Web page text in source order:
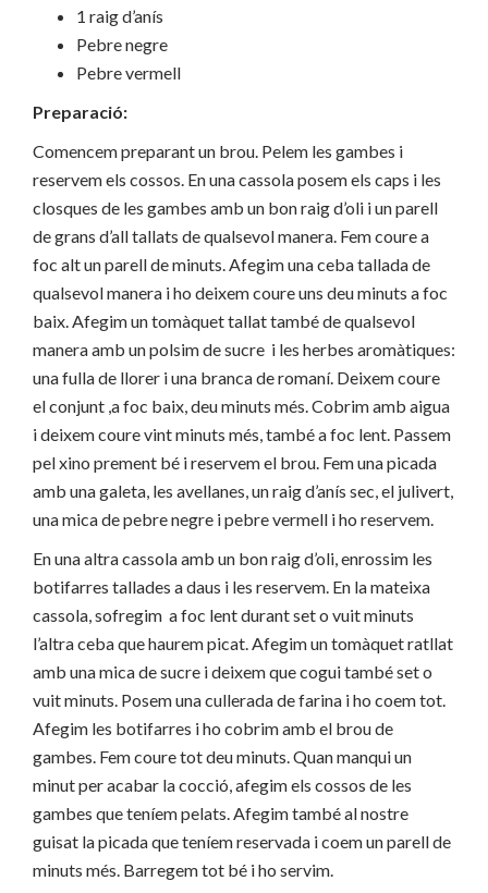
1 raig d’anís
Pebre negre
Pebre vermell
Preparació:
Comencem preparant un brou. Pelem les gambes i
reservem els cossos. En una cassola posem els caps i les
closques de les gambes amb un bon raig d’oli i un parell
de grans d’all tallats de qualsevol manera. Fem coure a
foc alt un parell de minuts. Afegim una ceba tallada de
qualsevol manera i ho deixem coure uns deu minuts a foc
baix. Afegim un tomàquet tallat també de qualsevol
manera amb un polsim de sucre i les herbes aromàtiques:
una fulla de llorer i una branca de romaní. Deixem coure
el conjunt ,a foc baix, deu minuts més. Cobrim amb aigua
i deixem coure vint minuts més, també a foc lent. Passem
pel xino prement bé i reservem el brou. Fem una picada
amb una galeta, les avellanes, un raig d’anís sec, el julivert,
una mica de pebre negre i pebre vermell i ho reservem.
En una altra cassola amb un bon raig d’oli, enrossim les
botifarres tallades a daus i les reservem. En la mateixa
cassola, sofregim a foc lent durant set o vuit minuts
l’altra ceba que haurem picat. Afegim un tomàquet ratllat
amb una mica de sucre i deixem que cogui també set o
vuit minuts. Posem una cullerada de farina i ho coem tot.
Afegim les botifarres i ho cobrim amb el brou de
gambes. Fem coure tot deu minuts. Quan manqui un
minut per acabar la cocció, afegim els cossos de les
gambes que teníem pelats. Afegim també al nostre
guisat la picada que teníem reservada i coem un parell de
minuts més. Barregem tot bé i ho servim.